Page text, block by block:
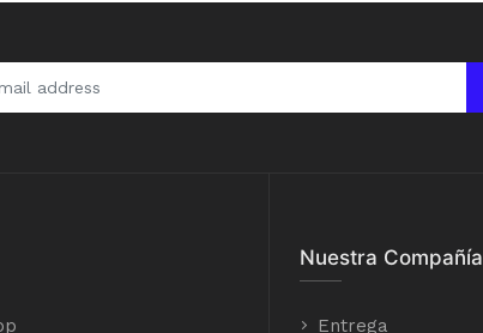
Nuestra Compañía
Entrega